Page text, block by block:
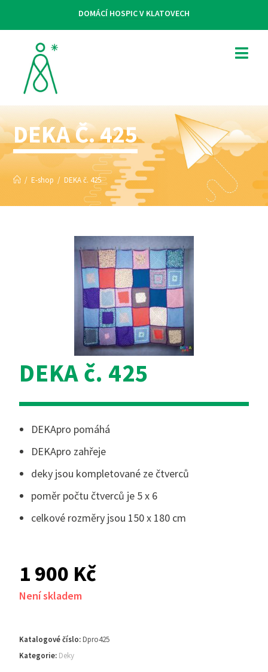
DOMÁCÍ HOSPIC V KLATOVECH
DEKA Č. 425
/ E-shop / DEKA č. 425
DEKA č. 425
DEKApro pomáhá
DEKApro zahřeje
deky jsou kompletované ze čtverců
poměr počtu čtverců je 5 x 6
celkové rozměry jsou 150 x 180 cm
1 900 Kč
Není skladem
Katalogové číslo:Dpro425
Kategorie: Deky